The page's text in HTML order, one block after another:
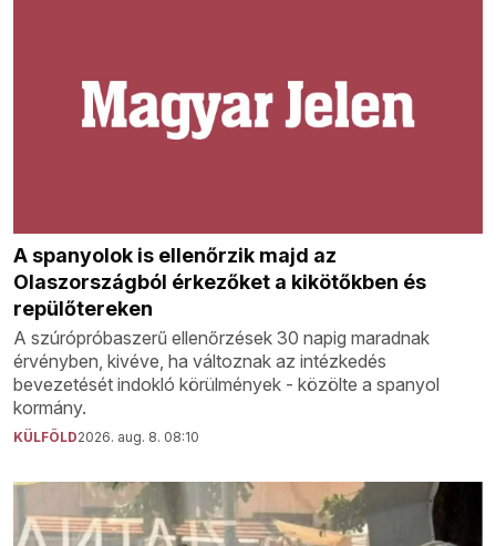
A spanyolok is ellenőrzik majd az
Olaszországból érkezőket a kikötőkben és
repülőtereken
A szúrópróbaszerű ellenőrzések 30 napig maradnak
érvényben, kivéve, ha változnak az intézkedés
bevezetését indokló körülmények - közölte a spanyol
kormány.
KÜLFÖLD2026. aug. 8. 08:10